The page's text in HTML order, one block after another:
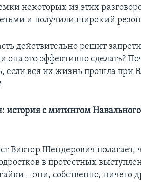
некоторых из этих
и получили широкий
действительно решит
она это эффективно сделать?
если вся их жизнь прошла при
с митингом
Виктор Шендерович полагает,
в протестных
– они, собственно, ничего